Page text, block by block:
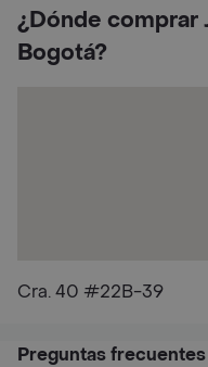
¿Dónde comprar
Bogotá?
Cra. 40 #22B-39
Preguntas frecuentes